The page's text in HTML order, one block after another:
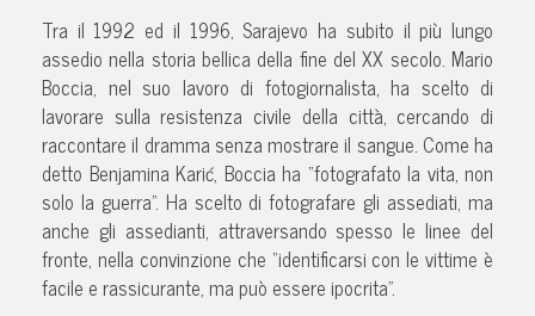
Tra il 1992 ed il 1996, Sarajevo ha subito il più lungo
assedio nella storia bellica della fine del XX secolo. Mario
Boccia, nel suo lavoro di fotogiornalista, ha scelto di
lavorare sulla resistenza civile della città, cercando di
raccontare il dramma senza mostrare il sangue. Come ha
detto Benjamina Karić, Boccia ha “fotografato la vita, non
solo la guerra”. Ha scelto di fotografare gli assediati, ma
anche gli assedianti, attraversando spesso le linee del
fronte, nella convinzione che “identificarsi con le vittime è
facile e rassicurante, ma può essere ipocrita”.